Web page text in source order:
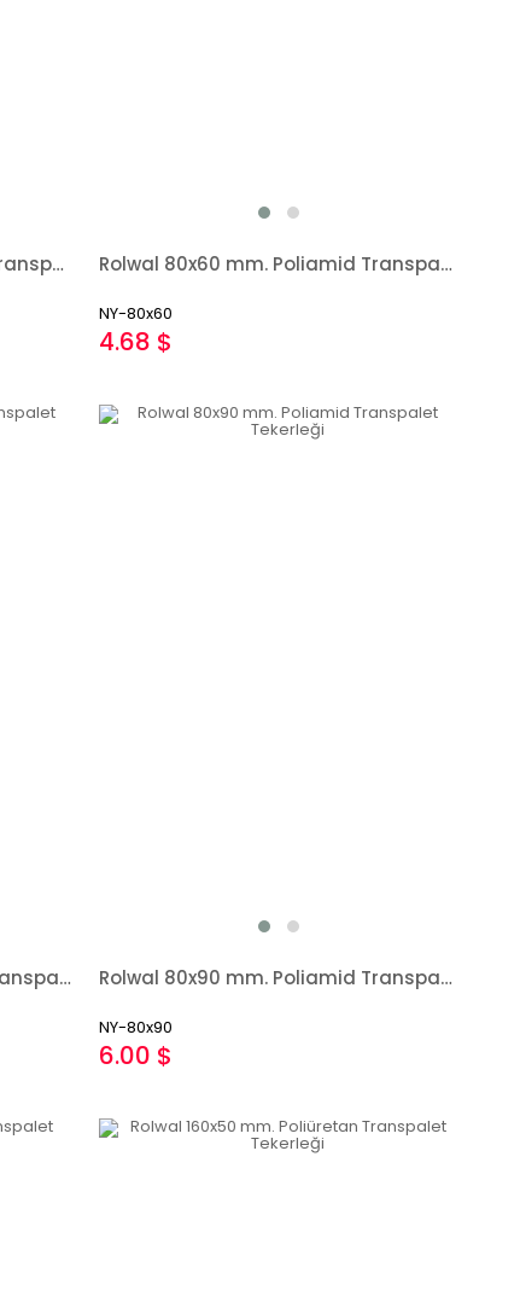
Rolwal 160x50 mm. Poliamid Transpalet Tekerleği Rolwal 80x60 mm. Poliamid Transpalet Tekerleği
NY-80x60
4.68 $
Rolwal 80x80 mm. Poliamid Transpalet Tekerleği Rolwal 80x90 mm. Poliamid Transpalet Tekerleği
NY-80x90
6.00 $